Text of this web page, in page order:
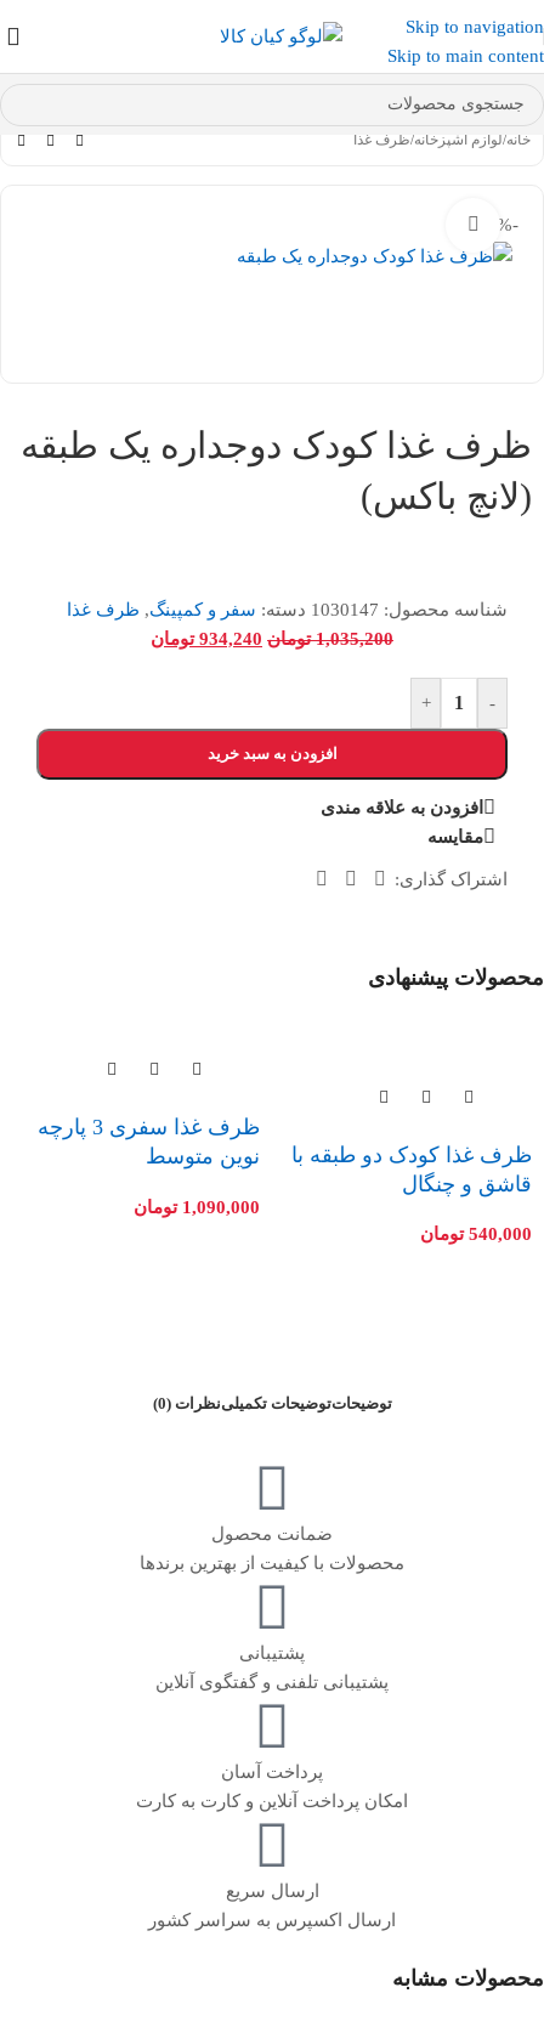
Skip to navigation
Skip to main content
عضو کانال بله کیان کالا شوید و کد تخفیف دریافت کنید.
خانه/لوازم آشپزخانه/ظرف غذا
-10%
ظرف غذا کودک دوجداره یک طبقه
(لانچ باکس)
شناسه محصول: 1030147 دسته: سفر و کمپینگ, ظرف غذا
1,035,200 تومان 934,240 تومان
-
+
افزودن به سبد خرید
افزودن به علاقه مندی
مقایسه
اشتراک گذاری:
محصولات پیشنهادی
ظرف غذا کودک دو طبقه با
قاشق و چنگال
540,000 تومان
ظرف غذا سفری 3 پارچه
نوین متوسط
1,090,000 تومان
توضیحاتتوضیحات تکمیلینظرات (0)
ضمانت محصول
محصولات با کیفیت از بهترین برندها
پشتیبانی
پشتیبانی تلفنی و گفتگوی آنلاین
پرداخت آسان
امکان پرداخت آنلاین و کارت به کارت
ارسال سریع
ارسال اکسپرس به سراسر کشور
محصولات مشابه